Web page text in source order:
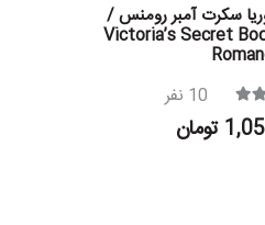
سکرت آمبر رومنس /
Victoria’s Secret
10 نفر